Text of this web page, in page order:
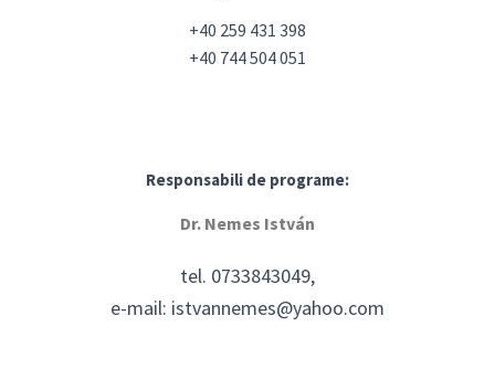
+40 259 431 398
+40 744 504 051
Responsabili de programe:
Dr. Nemes István
tel. 0733843049,
e-mail: istvannemes@yahoo.com